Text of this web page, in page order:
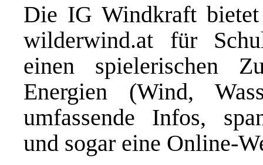
Die IG Windkraft
wilderwind.at für
einen spielerischen
Energien (Wind,
umfassende Infos,
und sogar eine Online-